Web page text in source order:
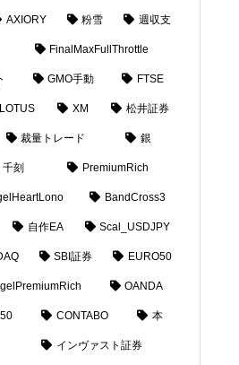
AXIORY 粉雪 週収支
FinalMaxFullThrottle
GMO手動 FTSE
LOTUS XM 松井証券
裁量トレード 銀
千刻 PremiumRich
BandCross3
自作EA Scal_USDJPY
SBI証券 EURO50
OANDA
CONTABO 本
インヴァスト証券